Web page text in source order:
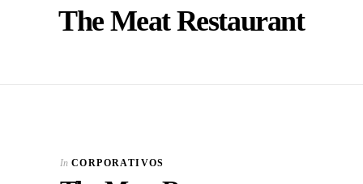
The Meat Restaurant
In CORPORATIVOS